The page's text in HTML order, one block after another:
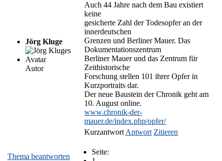
Jörg Kluge
Autor
Auch 44 Jahre nach dem Bau existiert
keine
gesicherte Zahl der Todesopfer an der
innerdeutschen
Grenzen und Berliner Mauer. Das
Dokumentationszentrum
Berliner Mauer und das Zentrum für
Zeithistorische
Forschung stellen 101 ihrer Opfer in
Kurzportraits dar.
Der neue Baustein der Chronik geht am
10. August online.
www.chronik-der-
mauer.de/index.php/opfer/
Kurzantwort Antwort Zitieren
Thema beantworten
Seite: